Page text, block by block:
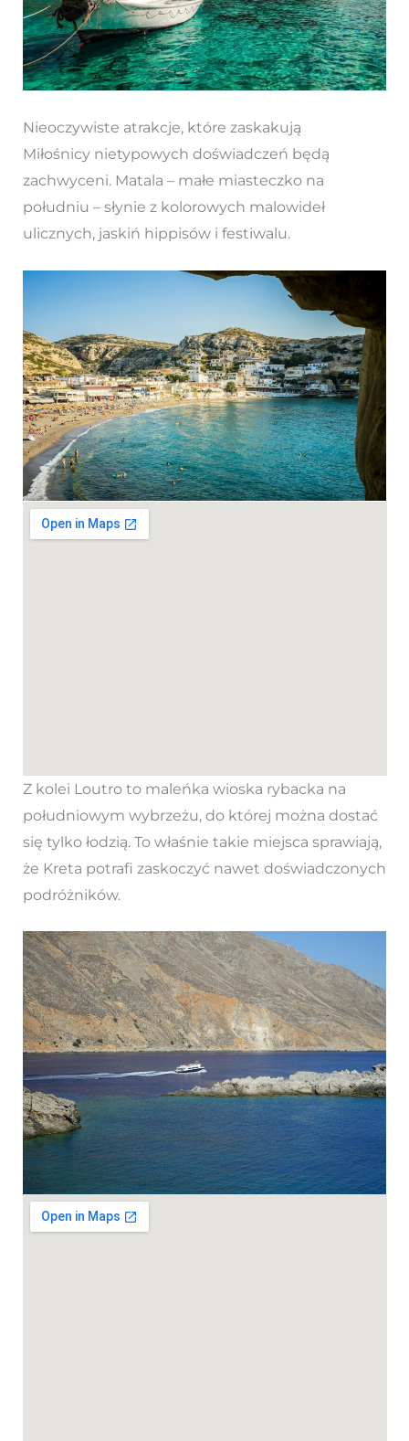
Nieoczywiste atrakcje, które zaskakują
Miłośnicy nietypowych doświadczeń będą
zachwyceni. Matala – małe miasteczko na
południu – słynie z kolorowych malowideł
ulicznych, jaskiń hippisów i festiwalu.
Z kolei Loutro to maleńka wioska rybacka na
południowym wybrzeżu, do której można dostać
się tylko łodzią. To właśnie takie miejsca sprawiają,
że Kreta potrafi zaskoczyć nawet doświadczonych
podróżników.